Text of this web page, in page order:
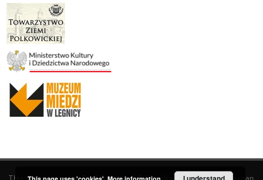
This service runs onDInGO dLibra 6.3.19software created by Poznan